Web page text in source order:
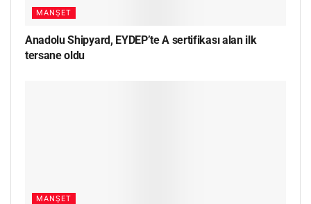
MANŞET
Anadolu Shipyard, EYDEP’te A sertifikası alan ilk
tersane oldu
MANŞET